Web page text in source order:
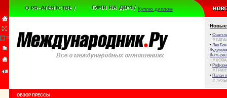
Куплю диплом
Новые
•
//
• Лео
будущем
быть
//
•
//
• Палач
//
ОБЗОР ПРЕССЫ